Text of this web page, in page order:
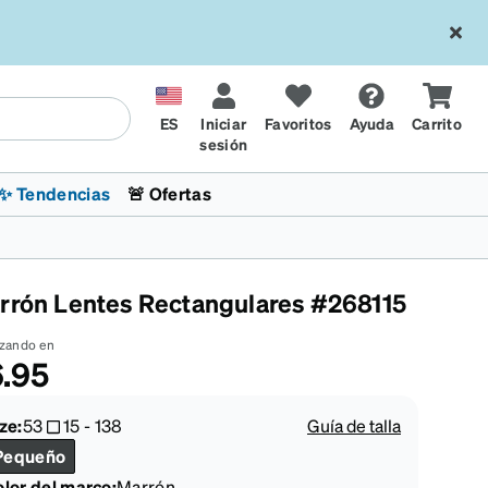
ES
Iniciar
sesión
Favoritos Ayuda Carrito
Lentes para niños
Lentes de sol de Moda
Transitions® XTRActive
Ciclismo
x Chase Stokes CrossFit Games 2026
Tendencias
La sección de tendencias
🚨 Ofertas
Lentes Rectangulares #268115
en
53 15-138
Guía de talla